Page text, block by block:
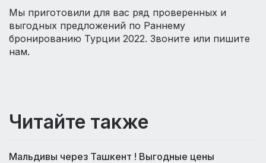
Мы приготовили для вас ряд проверенных и
выгодных предложений по Раннему
бронированию Турции 2022. Звоните или пишите
нам.
Читайте также
Мальдивы через Ташкент ! Выгодные цены